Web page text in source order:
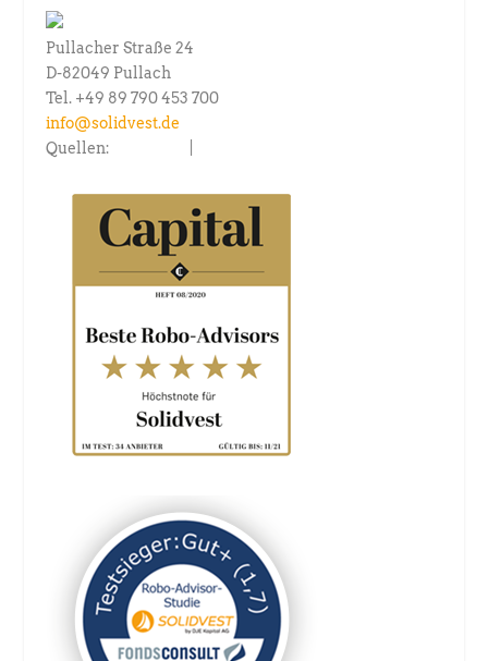
Pullacher Straße 24
D-82049 Pullach
Tel. +49 89 790 453 700
info@solidvest.de
Quellen: